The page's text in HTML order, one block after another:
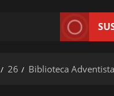
26 Biblioteca